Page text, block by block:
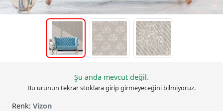
Şu anda mevcut değil.
Bu ürünün tekrar stoklara girip girmeyeceğini bilmiyoruz.
Renk: Vizon